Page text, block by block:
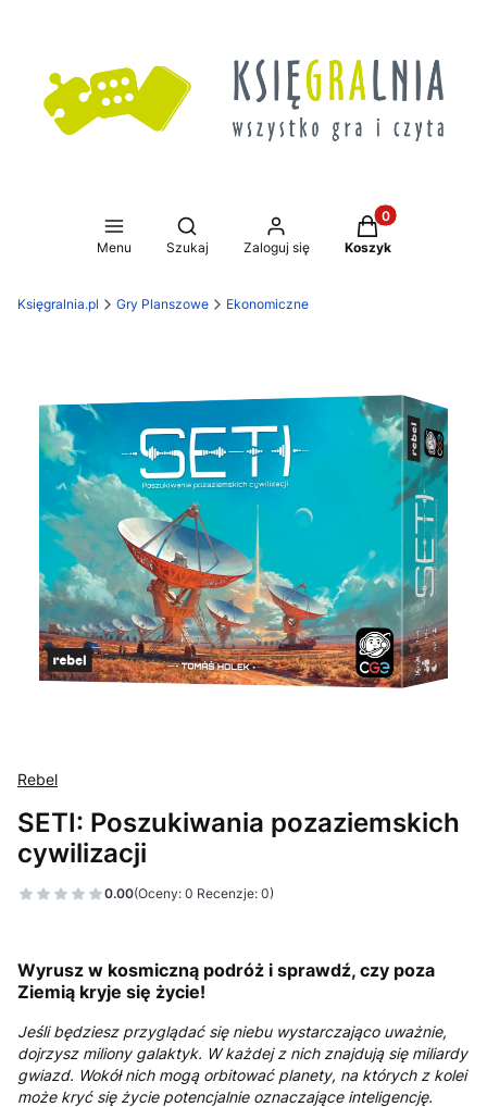
Menu
Otwórz wyszukiwarkę
Szukaj Zaloguj się
Produkty w
Koszyk
Księgralnia.pl Gry Planszowe Ekonomiczne
Rebel
SETI: Poszukiwania pozaziemskich
cywilizacji
0.00(Oceny: 0 Recenzje: 0)
Wyrusz w kosmiczną podróż i sprawdź, czy poza
Ziemią kryje się życie!
Jeśli będziesz przyglądać się niebu wystarczająco uważnie,
dojrzysz miliony galaktyk. W każdej z nich znajdują się miliardy
gwiazd. Wokół nich mogą orbitować planety, na których z kolei
może kryć się życie potencjalnie oznaczające inteligencję.